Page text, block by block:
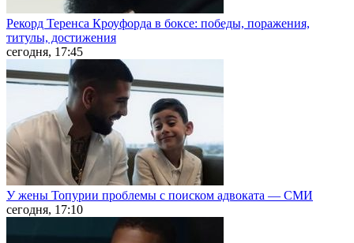
Рекорд Теренса Кроуфорда в боксе: победы, поражения,
титулы, достижения
сегодня, 17:45
У жены Топурии проблемы с поиском адвоката — СМИ
сегодня, 17:10